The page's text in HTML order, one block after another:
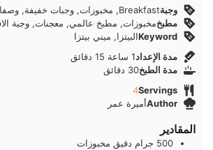
وجبةBreakfast, مخبوزات, وجبات خفيفة, وصفات بيتي
مطبخمخبوزات, مطبخ عالمي, معجنات, وجبة
Keywordالبيتزا, ميني بيتزا
مدة الإعداد1ساعة
ساعة 15دقائق
دقائق
مدة الطبخ30 دقائق
دقائق
Servings
4
Authorأميرة عمر
المقادير
500 جرام دقيق مخبوزات